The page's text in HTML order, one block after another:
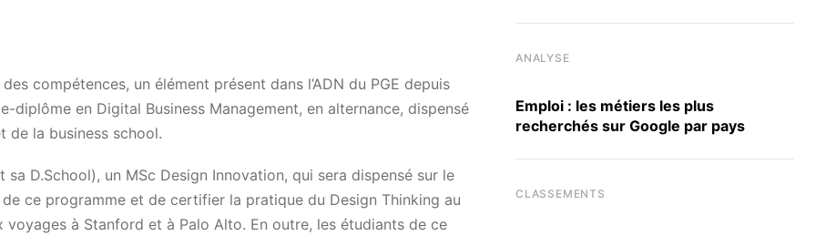
compétences, un élément présent dans l’ADN du PGE depuis
diplôme en Digital Business Management, en alternance, dispensé
de la business school.
sa D.School), un MSc Design Innovation, qui sera dispensé sur le
ce programme et de certifier la pratique du Design Thinking au
à Stanford et à Palo Alto. En outre, les étudiants de ce
ANALYSE
Emploi : les métiers les plus
recherchés sur Google par pays
CLASSEMENTS